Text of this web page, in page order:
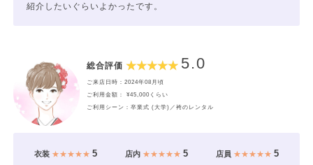
紹介したいぐらいよかったです。
総合評価 5.0
ご来店日時：2024年08月頃
ご利用金額： ¥45,000くらい
ご利用シーン：卒業式 (大学)／袴のレンタル
衣装★★★★★ 5 店内★★★★★ 5 店員 ★★★★★5